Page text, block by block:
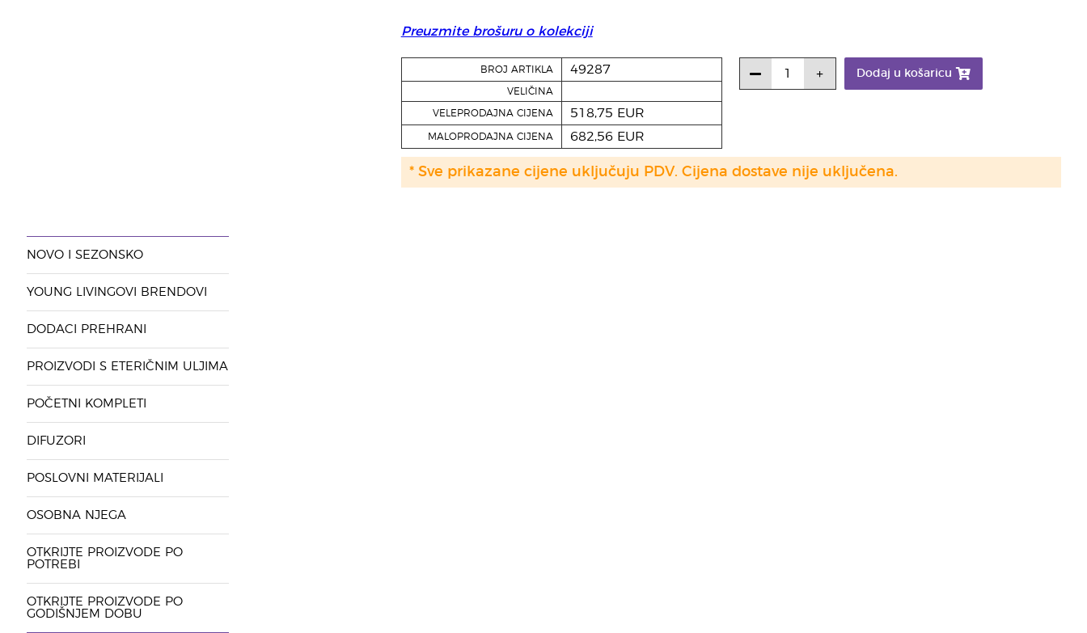
Preuzmite brošuru o kolekciji
BROJ ARTIKLA 49287
VELIČINA
VELEPRODAJNA CIJENA 518,75 EUR
MALOPRODAJNA CIJENA 682,56 EUR
Dodaj u košaricu
* Sve prikazane cijene uključuju PDV. Cijena dostave nije uključena.
NOVO I SEZONSKO
YOUNG LIVINGOVI BRENDOVI
DODACI PREHRANI
PROIZVODI S ETERIČNIM ULJIMA
POČETNI KOMPLETI
DIFUZORI
POSLOVNI MATERIJALI
OSOBNA NJEGA
OTKRIJTE PROIZVODE PO
POTREBI
OTKRIJTE PROIZVODE PO
GODIŠNJEM DOBU